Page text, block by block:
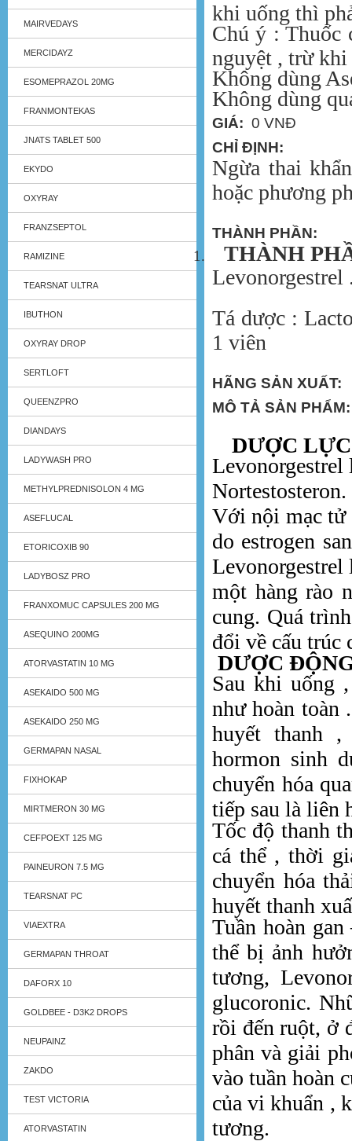
MAIRVEDAYS
MERCIDAYZ
ESOMEPRAZOL 20MG
FRANMONTEKAS
JNATS TABLET 500
EKYDO
OXYRAY
FRANZSEPTOL
RAMIZINE
TEARSNAT ULTRA
IBUTHON
OXYRAY DROP
SERTLOFT
QUEENZPRO
DIANDAYS
LADYWASH PRO
METHYLPREDNISOLON 4 MG
ASEFLUCAL
ETORICOXIB 90
LADYBOSZ PRO
FRANXOMUC CAPSULES 200 MG
ASEQUINO 200MG
ATORVASTATIN 10 MG
ASEKAIDO 500 MG
ASEKAIDO 250 MG
GERMAPAN NASAL
FIXHOKAP
MIRTMERON 30 MG
CEFPOEXT 125 MG
PAINEURON 7.5 MG
TEARSNAT PC
VIAEXTRA
GERMAPAN THROAT
DAFORX 10
GOLDBEE - D3K2 DROPS
NEUPAINZ
ZAKDO
TEST VICTORIA
ATORVASTATIN
khi uống thì
Chú ý : Thuốc
nguyệt , trừ
Không dùng
Không dùng
GIÁ: 0 VNĐ
CHỈ ĐỊNH:
Ngừa thai
hoặc phương
THÀNH PHẦN:
1.
THÀNH
Levonorgestrel
Tá dược :
1 viên
HÃNG SẢN
MÔ TẢ SẢN PHẨM:
DƯỢC LỰC
Levonorgestrel
Với nội mạc tử
do estrogen
Levonorgestrel
một hàng rào
cung. Quá
đổi về cấu trúc
DƯỢC
Sau khi uống
như hoàn toàn
huyết thanh ,
hormon sinh
chuyển hóa
tiếp sau là liên
Tốc độ thanh
cá thể , thời
chuyển hóa
huyết thanh
Tuần hoàn
thể bị ảnh
tương,
glucoronic.
rồi đến ruột, ở
phân và giải
vào tuần hoàn
của vi khuẩn ,
tương.